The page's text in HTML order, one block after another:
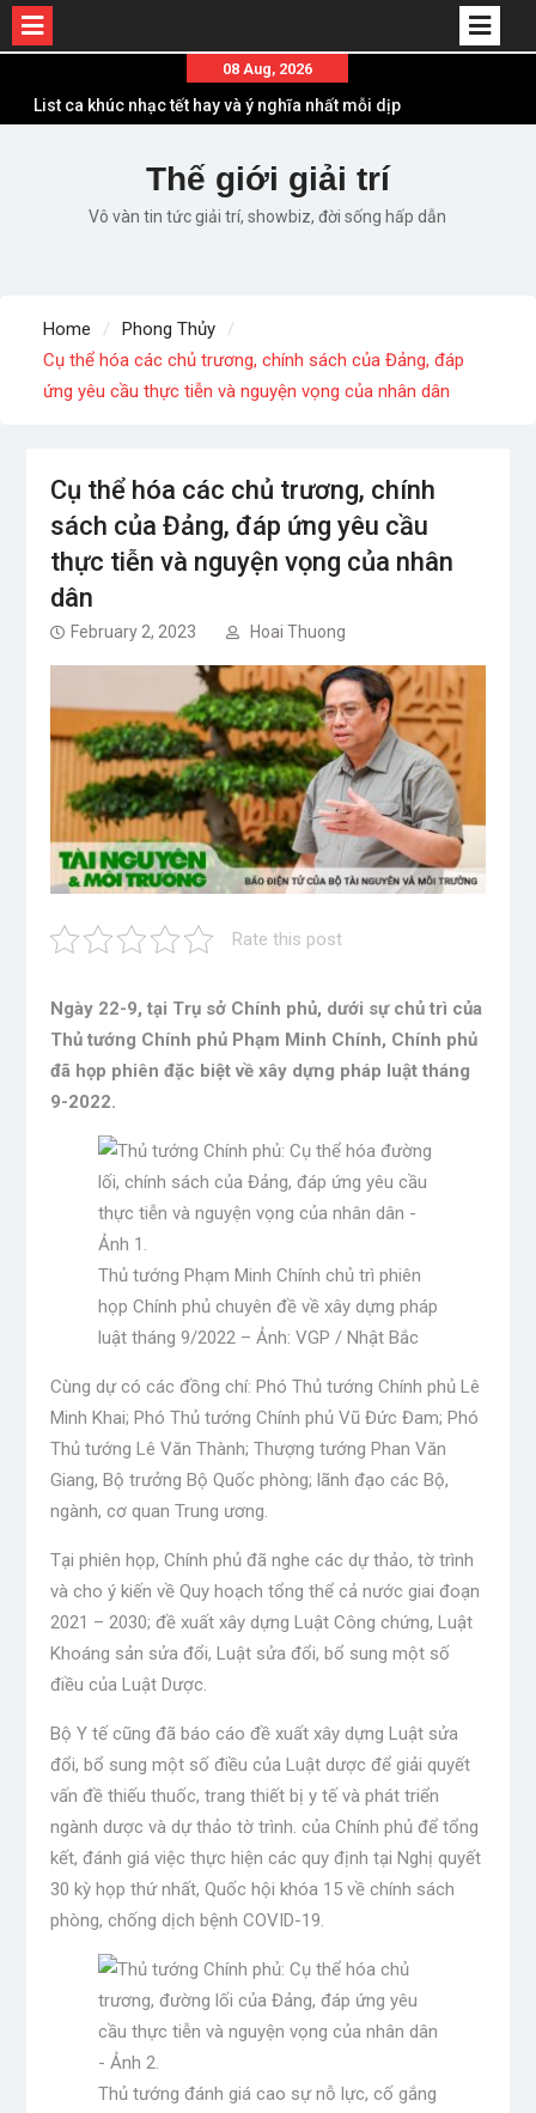
content
08 Aug, 2026
List ca khúc nhạc tết hay và ý nghĩa nhất mỗi dịp
Em ơi lên phố – Minh Vương: Màn comeback
“ngoạn mục” với triệu view
Những ca khúc nhạc xuân “sặc mùi” quảng cáo
Lời bài hát Chúng Ta của Hiện Tại – Sơn Tùng M-
TP – Full lyrics bản chuẩn
Thế giới giải trí
Vô vàn tin tức giải trí, showbiz, đời sống hấp dẫn
Home
Phong Thủy
Cụ thể hóa các chủ trương, chính sách của Đảng, đáp
ứng yêu cầu thực tiễn và nguyện vọng của nhân dân
Cụ thể hóa các chủ trương, chính
sách của Đảng, đáp ứng yêu cầu
thực tiễn và nguyện vọng của nhân
dân
February 2, 2023 Hoai Thuong
Rate this post
Ngày 22-9, tại Trụ sở Chính phủ, dưới sự chủ trì của
Thủ tướng Chính phủ Phạm Minh Chính, Chính phủ
đã họp phiên đặc biệt về xây dựng pháp luật tháng
9-2022.
Thủ tướng Phạm Minh Chính chủ trì phiên
họp Chính phủ chuyên đề về xây dựng pháp
luật tháng 9/2022 – Ảnh: VGP / Nhật Bắc
Cùng dự có các đồng chí: Phó Thủ tướng Chính phủ Lê
Minh Khai; Phó Thủ tướng Chính phủ Vũ Đức Đam; Phó
Thủ tướng Lê Văn Thành; Thượng tướng Phan Văn
Giang, Bộ trưởng Bộ Quốc phòng; lãnh đạo các Bộ,
ngành, cơ quan Trung ương.
Tại phiên họp, Chính phủ đã nghe các dự thảo, tờ trình
và cho ý kiến ​​về Quy hoạch tổng thể cả nước giai đoạn
2021 – 2030; đề xuất xây dựng Luật Công chứng, Luật
Khoáng sản sửa đổi, Luật sửa đổi, bổ sung một số
điều của Luật Dược.
Bộ Y tế cũng đã báo cáo đề xuất xây dựng Luật sửa
đổi, bổ sung một số điều của Luật dược để giải quyết
vấn đề thiếu thuốc, trang thiết bị y tế và phát triển
ngành dược và dự thảo tờ trình. của Chính phủ để tổng
kết, đánh giá việc thực hiện các quy định tại Nghị quyết
30 kỳ họp thứ nhất, Quốc hội khóa 15 về chính sách
phòng, chống dịch bệnh COVID-19.
Thủ tướng đánh giá cao sự nỗ lực, cố gắng